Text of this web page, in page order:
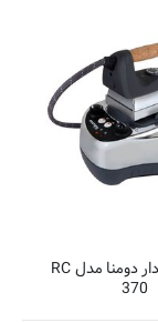
اتو مخزن دار دومنا مدل RC
370